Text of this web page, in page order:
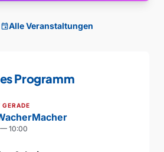
eventAlle Veranstaltungen
Programm
10:00